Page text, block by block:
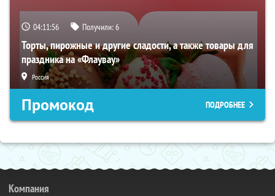
04:11:55 Получили:6
Торты, пирожные и другие сладости, а также товары для
праздника на «Флаувау»
Россия
Промокод ПОДРОБНЕЕ
Компания